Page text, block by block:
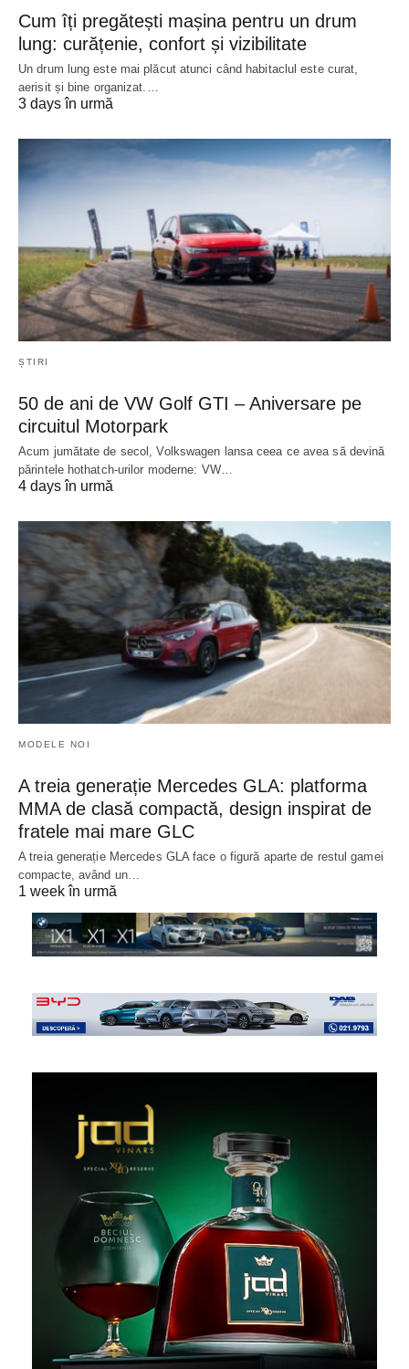
Cum îți pregătești mașina pentru un drum
lung: curățenie, confort și vizibilitate
Un drum lung este mai plăcut atunci când habitaclul este curat,
aerisit și bine organizat.…
3 days în urmă
ȘTIRI
50 de ani de VW Golf GTI – Aniversare pe
circuitul Motorpark
Acum jumătate de secol, Volkswagen lansa ceea ce avea să devină
părintele hothatch-urilor moderne: VW…
4 days în urmă
MODELE NOI
A treia generație Mercedes GLA: platforma
MMA de clasă compactă, design inspirat de
fratele mai mare GLC
A treia generație Mercedes GLA face o figură aparte de restul gamei
compacte, având un…
1 week în urmă